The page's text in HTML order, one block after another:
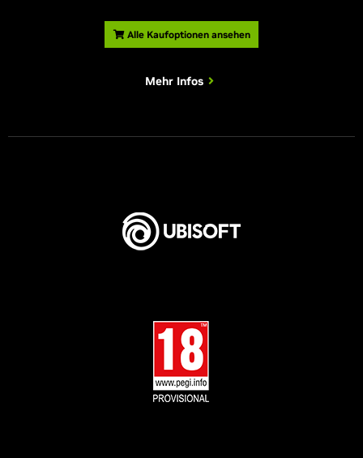
Alle Kaufoptionen ansehen
Mehr Infos